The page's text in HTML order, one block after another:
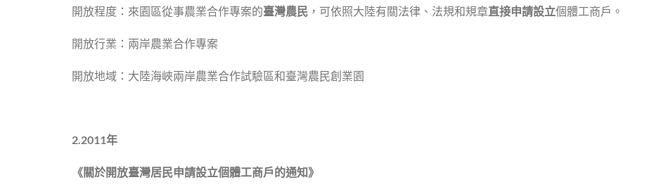
開放程度：來園區從事農業合作專案的臺灣農民 ，可依照大陸有關法律、法規和規章直接申請設立個體工商戶。
開放行業：兩岸農業合作專案
開放地域：大陸海峽兩岸農業合作試驗區和臺灣農民創業園
2.2011年
《關於開放臺灣居民申請設立個體工商戶的通知》